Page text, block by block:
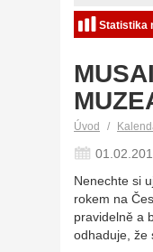
Statistika
Úvod
Nenechte si
rokem na
pravidelně a
odhaduje, že